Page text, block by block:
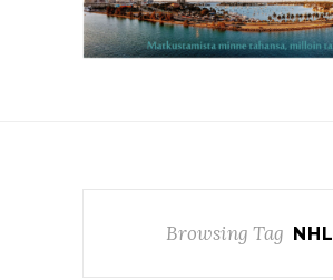
Browsing Tag NHL